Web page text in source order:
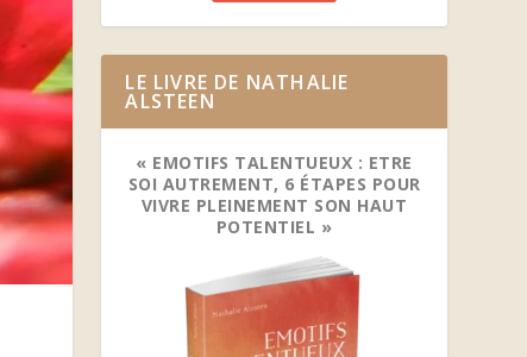
LE LIVRE DE NATHALIE
ALSTEEN
« EMOTIFS TALENTUEUX : ETRE
SOI AUTREMENT, 6 ÉTAPES POUR
VIVRE PLEINEMENT SON HAUT
POTENTIEL »